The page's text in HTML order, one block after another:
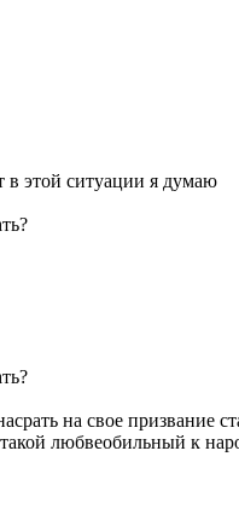
этой ситуации я думаю
на свое призвание
любвеобильный к